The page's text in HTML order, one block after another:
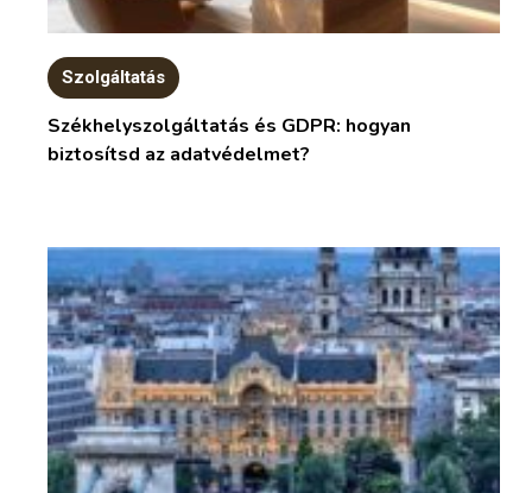
Szolgáltatás
Székhelyszolgáltatás és GDPR: hogyan
biztosítsd az adatvédelmet?